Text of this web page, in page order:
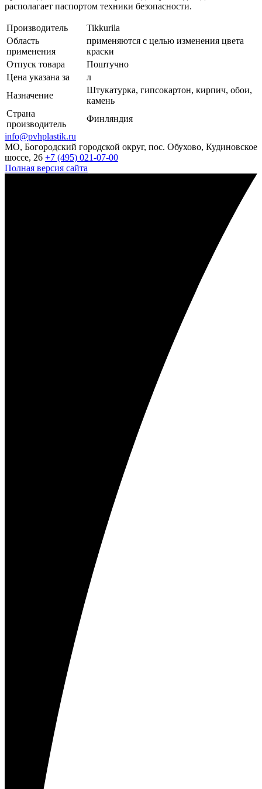
располагает паспортом техники безопасности.
Производитель
Tikkurila
Область
применения
применяются с целью изменения цвета
краски
Отпуск товара
Поштучно
Цена указана за
л
Назначение
Штукатурка, гипсокартон, кирпич, обои,
камень
Страна
производитель
Финляндия
info@pvhplastik.ru
МО, Богородский городской округ, пос. Обухово, Кудиновское
шоссе, 26 +7 (495) 021-07-00
Полная версия сайта